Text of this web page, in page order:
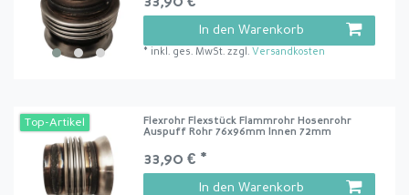
In den Warenkorb
* inkl. ges. MwSt. zzgl. Versandkosten
Top-Artikel
Flexrohr Flexstück Flammrohr Hosenrohr
Auspuff Rohr 76x96mm Innen 72mm
33,90 € *
In den Warenkorb